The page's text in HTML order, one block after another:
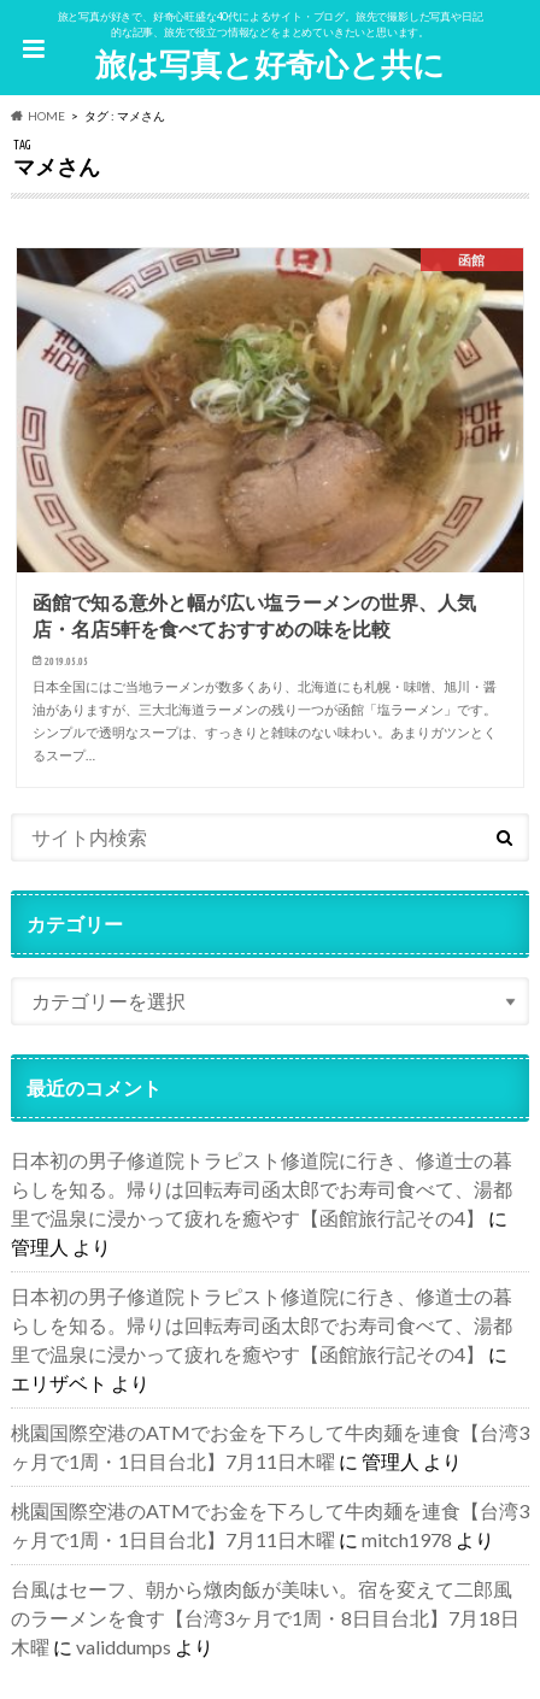
旅と写真が好きで、好奇心旺盛な40代によるサイト・ブログ。旅先で撮影した写真や日記
的な記事、旅先で役立つ情報などをまとめていきたいと思います。
旅は写真と好奇心と共に
HOME タグ : マメさん
TAG
マメさん
函館
函館で知る意外と幅が広い塩ラーメンの世界、人気
店・名店5軒を食べておすすめの味を比較
2019.05.05
日本全国にはご当地ラーメンが数多くあり、北海道にも札幌・味噌、旭川・醤
油がありますが、三大北海道ラーメンの残り一つが函館「塩ラーメン」です。
シンプルで透明なスープは、すっきりと雑味のない味わい。あまりガツンとく
るスープ…
カテゴリー
最近のコメント
日本初の男子修道院トラピスト修道院に行き、修道士の暮
らしを知る。帰りは回転寿司函太郎でお寿司食べて、湯都
里で温泉に浸かって疲れを癒やす【函館旅行記その4】
に
管理人 より
日本初の男子修道院トラピスト修道院に行き、修道士の暮
らしを知る。帰りは回転寿司函太郎でお寿司食べて、湯都
里で温泉に浸かって疲れを癒やす【函館旅行記その4】
に
エリザベト より
桃園国際空港のATMでお金を下ろして牛肉麺を連食【台湾3
ヶ月で1周・1日目台北】7月11日木曜 に 管理人 より
桃園国際空港のATMでお金を下ろして牛肉麺を連食【台湾3
ヶ月で1周・1日目台北】7月11日木曜 に mitch1978 より
台風はセーフ、朝から燉肉飯が美味い。宿を変えて二郎風
のラーメンを食す【台湾3ヶ月で1周・8日目台北】7月18日
木曜 に validdumps より